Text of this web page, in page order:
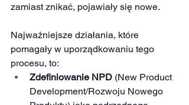
zamiast znikać, pojawiały się nowe.
Najważniejsze działania, które
pomagały w uporządkowaniu tego
procesu, to:
Zdefiniowanie NPD (New Product
Development/Rozwoju Nowego